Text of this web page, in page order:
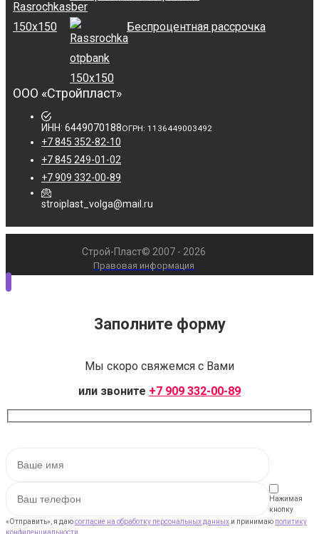
Беспроцентная рассрочка
ООО «Стройпласт»
ИНН: 6449070188ОГРН: 1136449003492
+7 845 352-82-10
+7 845 249-01-02
+7 909 332-00-89
stroiplast_volga@mail.ru
Строй-Пласт© 2007 - 2026
Правовая информация
Заполните форму
Мы скоро свяжемся с Вами
или звоните +7 909 332-00-89
Нажимая
кнопку
«Отправить», я даюсогласие на обработку персональных данных и принимаю политику